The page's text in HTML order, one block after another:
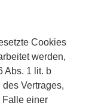
Cookies
werden,
Abs. 1 lit. b
Vertrages,
Falle einer